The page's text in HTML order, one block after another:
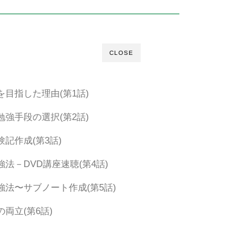
CLOSE
目指した理由(第1話)
強手段の選択(第2話)
記作成(第3話)
法－DVD講座速聴(第4話)
法〜サブノート作成(第5話)
両立(第6話)